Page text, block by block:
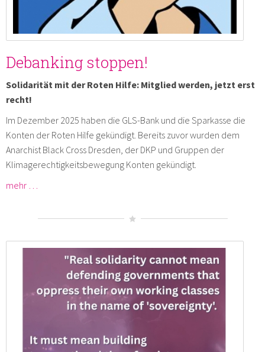
Debanking stoppen!
Solidarität mit der Roten Hilfe: Mitglied werden, jetzt erst
recht!
Im Dezember 2025 haben die GLS-Bank und die Sparkasse die
Konten der Roten Hilfe gekündigt. Bereits zuvor wurden dem
Anarchist Black Cross Dresden, der DKP und Gruppen der
Klimagerechtigkeitsbewegung Konten gekündigt.
mehr …